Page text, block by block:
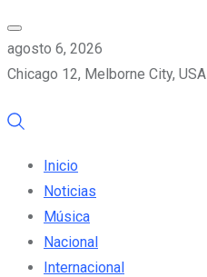
agosto 6, 2026
Chicago 12, Melborne City, USA
Inicio
Noticias
Música
Nacional
Internacional